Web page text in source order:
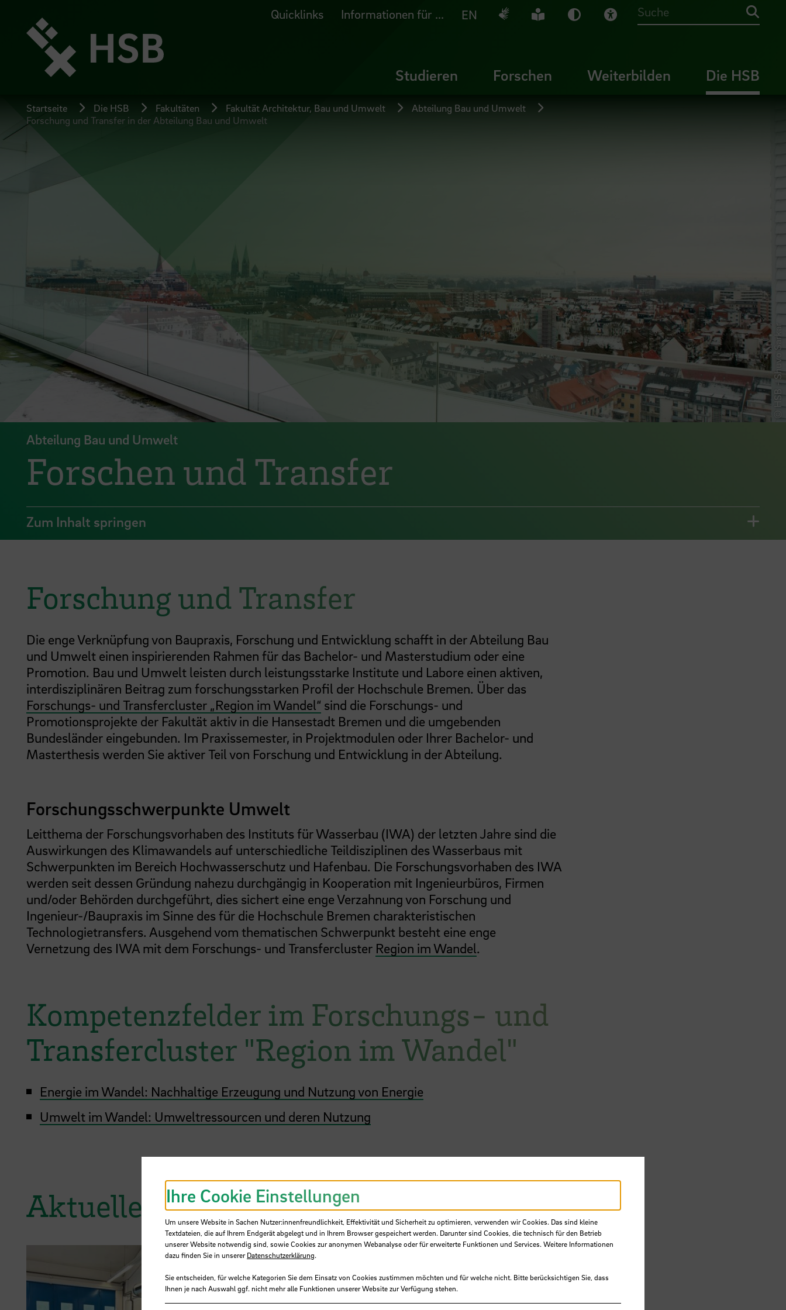
Seiteninhalt
springen
Quicklinks Informationen für ... EN Deutsche Gebärdensprache
Leichte Sprache
Dunkel-Modus
Visuelle Hilfe
Suche
Studieren Forschen Weiterbilden Die HSB
Startseite Die HSB Fakultäten Fakultät Architektur, Bau und Umwelt
Abteilung Bau und Umwelt
Forschung und Transfer in der Abteilung Bau und Umwelt
© HSB - Shuvo Sarkar
Abteilung Bau und Umwelt
Forschen und Transfer
Zum Inhalt springen
Forschung und Transfer
Die enge Verknüpfung von Baupraxis, Forschung und Entwicklung schafft in der Abteilung Bau
und Umwelt einen inspirierenden Rahmen für das Bachelor- und Masterstudium oder eine
Promotion. Bau und Umwelt leisten durch leistungsstarke Institute und Labore einen aktiven,
interdisziplinären Beitrag zum forschungsstarken Profil der Hochschule Bremen. Über das
Forschungs- und Transfercluster „Region im Wandel“ sind die Forschungs- und
Promotionsprojekte der Fakultät aktiv in die Hansestadt Bremen und die umgebenden
Bundesländer eingebunden. Im Praxissemester, in Projektmodulen oder Ihrer Bachelor- und
Masterthesis werden Sie aktiver Teil von Forschung und Entwicklung in der Abteilung.
Forschungsschwerpunkte Umwelt
Leitthema der Forschungsvorhaben des Instituts für Wasserbau (IWA) der letzten Jahre sind die
Auswirkungen des Klimawandels auf unterschiedliche Teildisziplinen des Wasserbaus mit
Schwerpunkten im Bereich Hochwasserschutz und Hafenbau. Die Forschungsvorhaben des IWA
werden seit dessen Gründung nahezu durchgängig in Kooperation mit Ingenieurbüros, Firmen
und/oder Behörden durchgeführt, dies sichert eine enge Verzahnung von Forschung und
Ingenieur-/Baupraxis im Sinne des für die Hochschule Bremen charakteristischen
Technologietransfers. Ausgehend vom thematischen Schwerpunkt besteht eine enge
Vernetzung des IWA mit dem Forschungs- und Transfercluster Region im Wandel.
Kompetenzfelder im Forschungs- und
Transfercluster "Region im Wandel"
Energie im Wandel: Nachhaltige Erzeugung und Nutzung von Energie
Umwelt im Wandel: Umweltressourcen und deren Nutzung
Aktuelles Ihre Cookie Einstellungen
Um unsere Website in Sachen Nutzer:innenfreundlichkeit, Effektivität und Sicherheit zu optimieren, verwenden wir Cookies. Das sind kleine
Textdateien, die auf Ihrem Endgerät abgelegt und in Ihrem Browser gespeichert werden. Darunter sind Cookies, die technisch für den Betrieb
unserer Website notwendig sind, sowie Cookies zur anonymen Webanalyse oder für erweiterte Funktionen und Services. Weitere Informationen
dazu finden Sie in unsererDatenschutzerklärung.
Sie entscheiden, für welche Kategorien Sie dem Einsatz von Cookies zustimmen möchten und für welche nicht. Bitte berücksichtigen Sie, dass
Ihnen je nach Auswahl ggf. nicht mehr alle Funktionen unserer Website zur Verfügung stehen.